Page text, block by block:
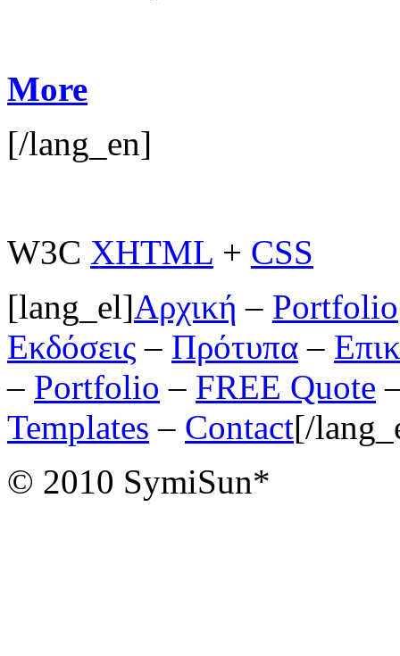
More
[/lang_en]
W3C XHTML + CSS
[lang_el]Αρχική – Portfolio
Εκδόσεις – Πρότυπα –
– Portfolio – FREE Quote
Templates – Contact[/
© 2010 SymiSun*